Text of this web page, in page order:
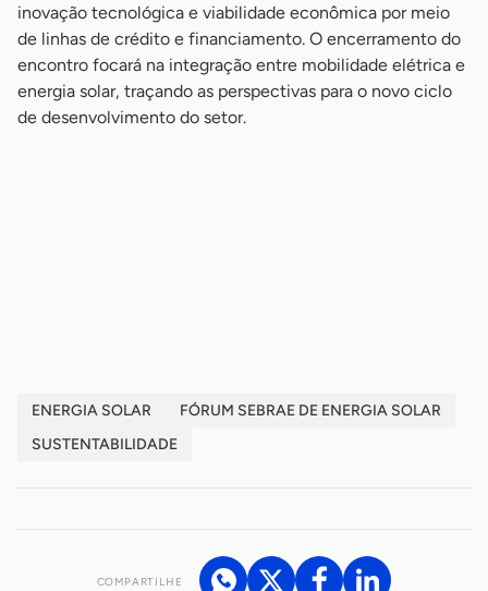
inovação tecnológica e viabilidade econômica por meio
de linhas de crédito e financiamento. O encerramento do
encontro focará na integração entre mobilidade elétrica e
energia solar, traçando as perspectivas para o novo ciclo
de desenvolvimento do setor.
ENERGIA SOLAR
FÓRUM SEBRAE DE ENERGIA SOLAR
SUSTENTABILIDADE
COMPARTILHE